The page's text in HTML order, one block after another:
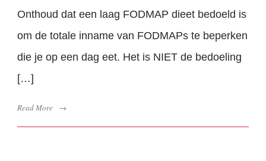
Onthoud dat een laag FODMAP dieet bedoeld is
om de totale inname van FODMAPs te beperken
die je op een dag eet. Het is NIET de bedoeling
[…]
Read More →